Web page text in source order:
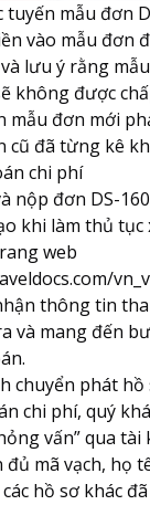
mẫu đơn
vào mẫu đơn
lưu ý rằng
không được
mẫu đơn mới
cũ đã từng kê
chi phí
nộp đơn DS-
khi làm thủ tục
web
thông tin
và mang đến
chuyển phát hồ
chi phí, quý
vấn” qua
mã vạch, họ
hồ sơ khác